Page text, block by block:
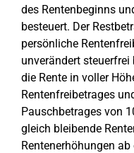
des Rentenbeginns
besteuert. Der
persönliche
unverändert
die Rente in voller
Rentenfreibetrages
Pauschbetrages von
gleich bleibende
Rentenerhöhungen